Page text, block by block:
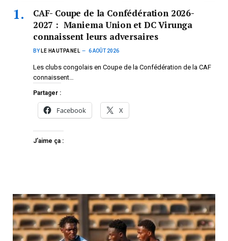
CAF- Coupe de la Confédération 2026-
2027 : Maniema Union et DC Virunga
connaissent leurs adversaires
BY LE HAUTPANEL 6 AOÛT 2026
Les clubs congolais en Coupe de la Confédération de la CAF
connaissent…
Partager :
Facebook X
J’aime ça :